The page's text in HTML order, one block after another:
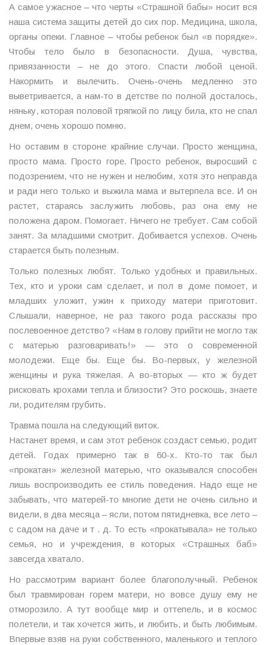
А самое ужасное – что черты «Страшной бабы» носит вся
наша система защиты детей до сих пор. Медицина, школа,
органы опеки. Главное – чтобы ребенок был «в порядке».
Чтобы тело было в безопасности. Душа, чувства,
привязанности – не до этого. Спасти любой ценой.
Накормить и вылечить. Очень-очень медленно это
выветривается, а нам-то в детстве по полной досталось,
няньку, которая половой тряпкой по лицу била, кто не спал
днем, очень хорошо помню.
Но оставим в стороне крайние случаи. Просто женщина,
просто мама. Просто горе. Просто ребенок, выросший с
подозрением, что не нужен и нелюбим, хотя это неправда
и ради него только и выжила мама и вытерпела все. И он
растет, стараясь заслужить любовь, раз она ему не
положена даром. Помогает. Ничего не требует. Сам собой
занят. За младшими смотрит. Добивается успехов. Очень
старается быть полезным.
Только полезных любят. Только удобных и правильных.
Тех, кто и уроки сам сделает, и пол в доме помоет, и
младших уложит, ужин к приходу матери приготовит.
Слышали, наверное, не раз такого рода рассказы про
послевоенное детство? «Нам в голову прийти не могло так
с матерью разговаривать!» — это о современной
молодежи. Еще бы. Еще бы. Во-первых, у железной
женщины и рука тяжелая. А во-вторых — кто ж будет
рисковать крохами тепла и близости? Это роскошь, знаете
ли, родителям грубить.
Травма пошла на следующий виток.
Настанет время, и сам этот ребенок создаст семью, родит
детей. Годах примерно так в 60-х. Кто-то так был
«прокатан» железной матерью, что оказывался способен
лишь воспроизводить ее стиль поведения. Надо еще не
забывать, что матерей-то многие дети не очень сильно и
видели, в два месяца – ясли, потом пятидневка, все лето –
с садом на даче и т . д. То есть «прокатывала» не только
семья, но и учреждения, в которых «Страшных баб»
завсегда хватало.
Но рассмотрим вариант более благополучный. Ребенок
был травмирован горем матери, но вовсе душу ему не
отморозило. А тут вообще мир и оттепель, и в космос
полетели, и так хочется жить, и любить, и быть любимым.
Впервые взяв на руки собственного, маленького и теплого